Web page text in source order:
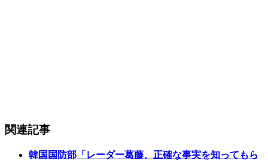
関連記事
韓国国防部「レーダー葛藤、正確な事実を知ってもら